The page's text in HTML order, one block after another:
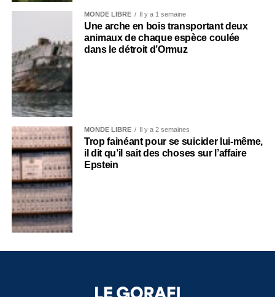
MONDE LIBRE Il y a 1 semaine
Une arche en bois transportant deux
animaux de chaque espèce coulée
dans le détroit d’Ormuz
MONDE LIBRE Il y a 2 semaines
Trop fainéant pour se suicider lui-même,
il dit qu’il sait des choses sur l’affaire
Epstein